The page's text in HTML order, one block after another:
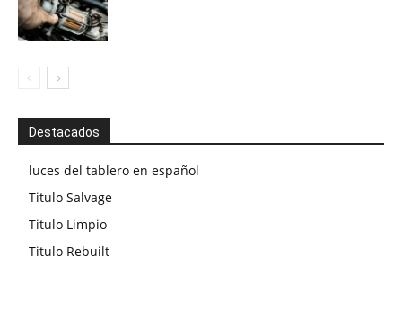
Destacados
luces del tablero en español
Titulo Salvage
Titulo Limpio
Titulo Rebuilt